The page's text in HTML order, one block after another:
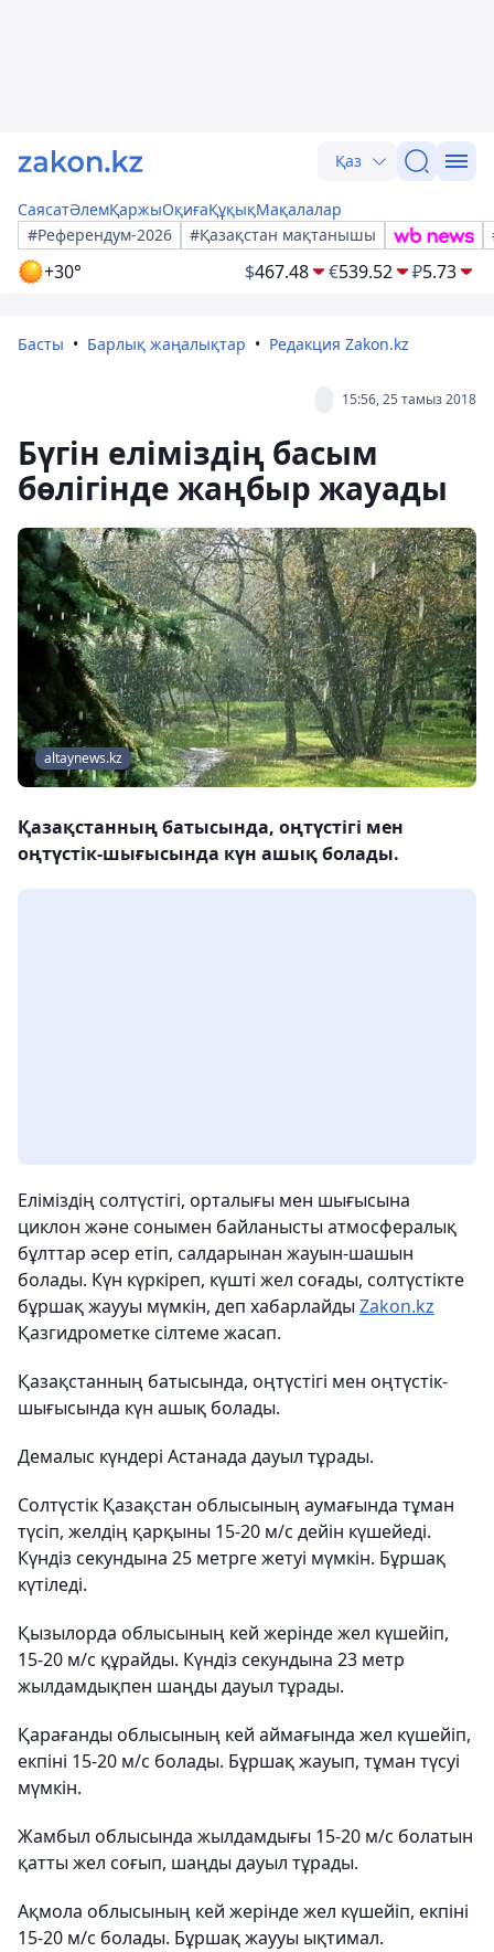
Қаз
СаясатӘлемҚаржыОқиғаҚұқықМақалалар
#Референдум-2026
#Қазақстан мақтанышы
+30° $467.48 €539.52 ₽5.73
Басты Барлық жаңалықтар Редакция Zakon.kz
15:56, 25 тамыз 2018
Бүгін еліміздің басым
бөлігінде жаңбыр жауады
altaynews.kz
Қазақстанның батысында, оңтүстігі мен
оңтүстік-шығысында күн ашық болады.
Еліміздің солтүстігі, орталығы мен шығысына
циклон және сонымен байланысты атмосфералық
бұлттар әсер етіп, салдарынан жауын-шашын
болады. Күн күркіреп, күшті жел соғады, солтүстікте
бұршақ жаууы мүмкін, деп хабарлайды Zakon.kz
Қазгидрометке сілтеме жасап.
Қазақстанның батысында, оңтүстігі мен оңтүстік-
шығысында күн ашық болады.
Демалыс күндері Астанада дауыл тұрады.
Солтүстік Қазақстан облысының аумағында тұман
түсіп, желдің қарқыны 15-20 м/с дейін күшейеді.
Күндіз секундына 25 метрге жетуі мүмкін. Бұршақ
күтіледі.
Қызылорда облысының кей жерінде жел күшейіп,
15-20 м/с құрайды. Күндіз секундына 23 метр
жылдамдықпен шаңды дауыл тұрады.
Қарағанды облысының кей аймағында жел күшейіп,
екпіні 15-20 м/с болады. Бұршақ жауып, тұман түсуі
мүмкін.
Жамбыл облысында жылдамдығы 15-20 м/с болатын
қатты жел соғып, шаңды дауыл тұрады.
Ақмола облысының кей жерінде жел күшейіп, екпіні
15-20 м/с болады. Бұршақ жаууы ықтимал.